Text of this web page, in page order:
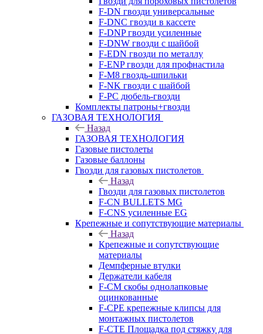
F-DN гвозди универсальные
F-DNC гвозди в кассете
F-DNP гвозди усиленные
F-DNW гвозди с шайбой
F-EDN гвозди по металлу
F-ENP гвозди для профнастила
F-M8 гвоздь-шпильки
F-NK гвозди с шайбой
F-PC дюбель-гвозди
Комплекты патроны+гвозди
ГАЗОВАЯ ТЕХНОЛОГИЯ
Назад
ГАЗОВАЯ ТЕХНОЛОГИЯ
Газовые пистолеты
Газовые баллоны
Гвозди для газовых пистолетов
Назад
Гвозди для газовых пистолетов
F-CN BULLETS MG
F-CNS усиленные EG
Крепежные и сопутствующие материалы
Назад
Крепежные и сопутствующие
материалы
Демпферные втулки
Держатели кабеля
F-CM скобы однолапковые
оцинкованные
F-CPE крепежные клипсы для
монтажных пистолетов
F-CTE Площадка под стяжку для